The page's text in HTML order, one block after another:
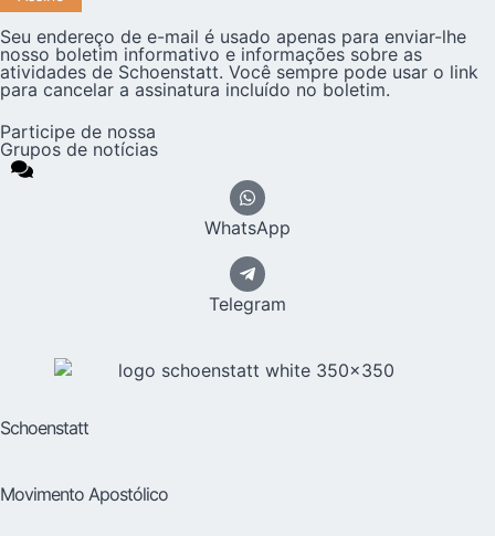
Seu endereço de e-mail é usado apenas para enviar-lhe
nosso boletim informativo e informações sobre as
atividades de Schoenstatt. Você sempre pode usar o link
para cancelar a assinatura incluído no boletim.
Participe de nossa
Grupos de notícias
WhatsApp
Telegram
Schoenstatt
Movimento Apostólico